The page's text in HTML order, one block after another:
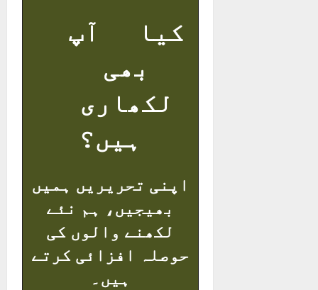
کیا آپ
بھی
لکھاری
ہیں؟
اپنی تحریریں ہمیں
بھیجیں، ہم نئے
لکھنے والوں کی
حوصلہ افزائی کرتے
ہیں۔